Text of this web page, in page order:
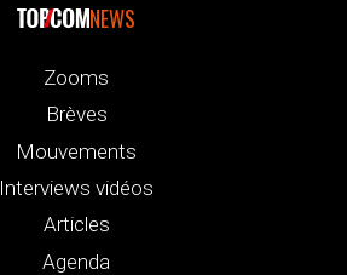
NEWS
Zooms
Brèves
Mouvements
Interviews vidéos
Articles
Agenda